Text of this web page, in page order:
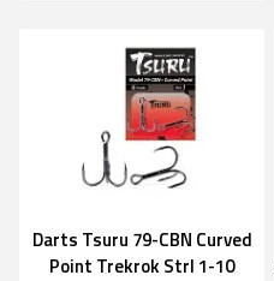
Darts Tsuru 79-CBN Curved
Point Trekrok Strl 1-10